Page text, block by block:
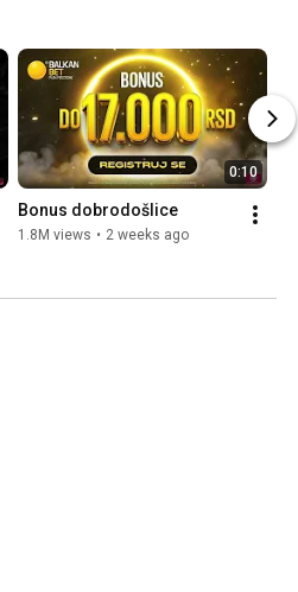
0:10
Bonus dobrodošlice
1.8M views • 2 weeks ago